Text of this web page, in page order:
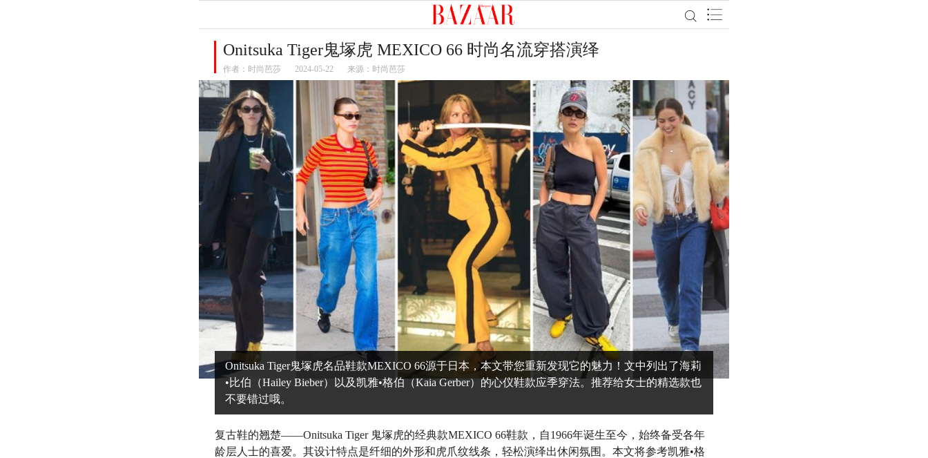
Onitsuka Tiger鬼塚虎 MEXICO 66 时尚名流穿搭演绎
作者： 时尚芭莎 2024-05-22 来源：时尚芭莎
Onitsuka Tiger鬼塚虎名品鞋款MEXICO 66源于日本，本文带您重新发现它的魅力！文中列出了海莉
•比伯（Hailey Bieber）以及凯雅•格伯（Kaia Gerber）的心仪鞋款应季穿法。推荐给女士的精选款也
不要错过哦。
复古鞋的翘楚——Onitsuka Tiger 鬼塚虎的经典款MEXICO 66鞋款，自1966年诞生至今，始终备受各年
龄层人士的喜爱。其设计特点是纤细的外形和虎爪纹线条，轻松演绎出休闲氛围。本文将参考凯雅•格